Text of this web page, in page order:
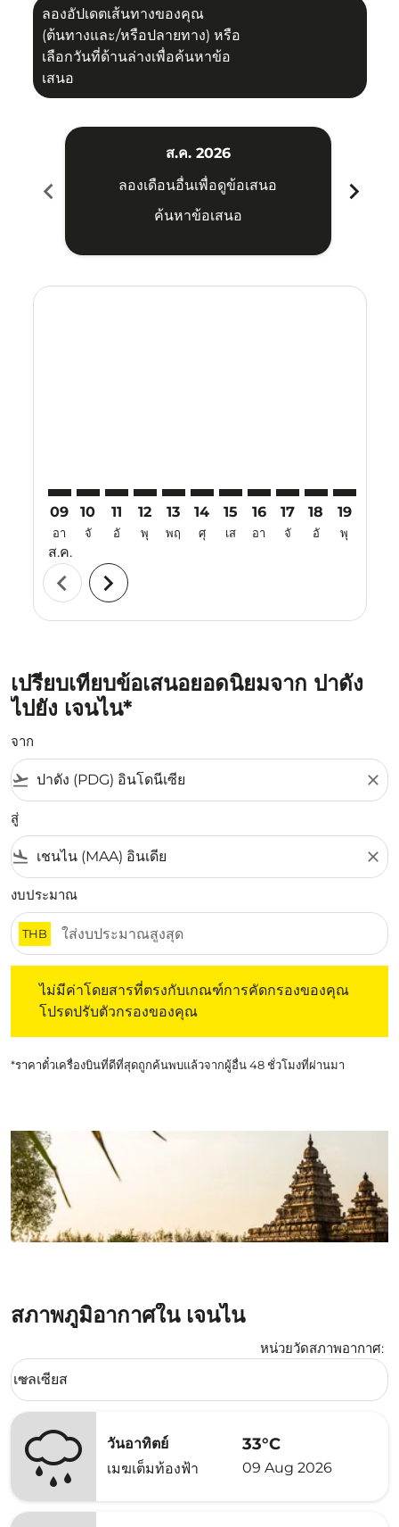
ลองอัปเดตเส้นทางของคุณ
(ต้นทางและ/หรือปลายทาง) หรือ
เลือกวันที่ด้านล่างเพื่อค้นหาข้อ
เสนอ
chevron_left
ส.ค. 2026
ลองเดือนอื่นเพื่อดูข้อเสนอ
ค้นหาข้อเสนอ
chevron_right
09
อา
ส.ค.
10
จั
11
อั
12
พุ
13
พฤ
14
ศุ
15
เส
16
อา
17
จั
18
อั
19
พุ
chevron_left chevron_right
เปรียบเทียบข้อเสนอยอดนิยมจาก ปาดัง
ไปยัง เจนไน*
จาก
flight_takeoff close
สู่
flight_land close
งบประมาณ
THB
ไม่มีค่าโดยสารที่ตรงกับเกณฑ์การคัดกรองของคุณ
โปรดปรับตัวกรองของคุณ
*ราคาตั๋วเครื่องบินที่ดีที่สุดถูกค้นพบแล้วจากผู้อื่น 48 ชั่วโมงที่ผ่านมา
สภาพภูมิอากาศใน เจนไน
หน่วยวัดสภาพอากาศ:
Weather unit option เซลเซียส Selected
เซลเซียส
keyboard_arrow_down
วันอาทิตย์
เมฆเต็มท้องฟ้า
33°C
09 Aug 2026